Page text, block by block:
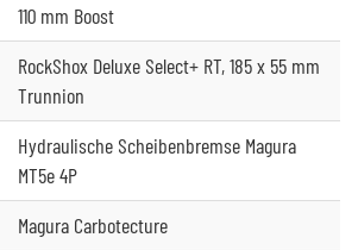
110 mm Boost
RockShox Deluxe Select+ RT, 185 x 55 mm
Trunnion
Hydraulische Scheibenbremse Magura
MT5e 4P
Magura Carbotecture